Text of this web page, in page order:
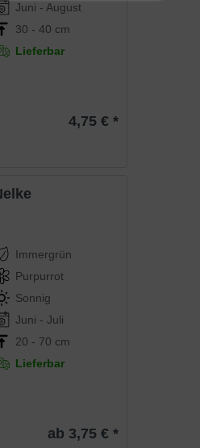
Juni - August
30 - 40 cm
Lieferbar
4,75 € *
Immergrün
Purpurrot
Sonnig
Juni - Juli
20 - 70 cm
Lieferbar
ab 3,75 € *